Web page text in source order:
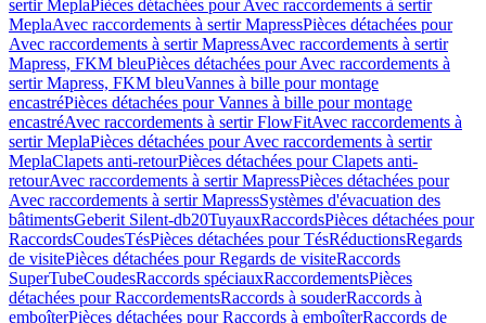
sertir MeplaPièces détachées pour Avec raccordements à sertir
MeplaAvec raccordements à sertir MapressPièces détachées pour
Avec raccordements à sertir MapressAvec raccordements à sertir
Mapress, FKM bleuPièces détachées pour Avec raccordements à
sertir Mapress, FKM bleuVannes à bille pour montage
encastréPièces détachées pour Vannes à bille pour montage
encastréAvec raccordements à sertir FlowFitAvec raccordements à
sertir MeplaPièces détachées pour Avec raccordements à sertir
MeplaClapets anti-retourPièces détachées pour Clapets anti-
retourAvec raccordements à sertir MapressPièces détachées pour
Avec raccordements à sertir MapressSystèmes d'évacuation des
bâtimentsGeberit Silent-db20TuyauxRaccordsPièces détachées pour
RaccordsCoudesTésPièces détachées pour TésRéductionsRegards
de visitePièces détachées pour Regards de visiteRaccords
SuperTubeCoudesRaccords spéciauxRaccordementsPièces
détachées pour RaccordementsRaccords à souderRaccords à
emboîterPièces détachées pour Raccords à emboîterRaccords de